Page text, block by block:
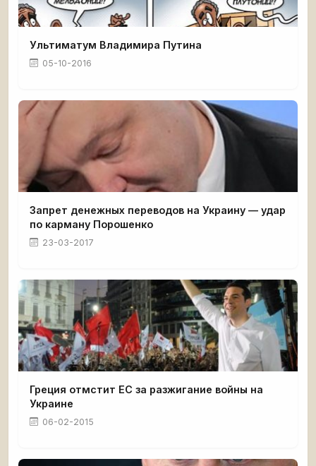
Ультиматум Владимира Путина
05-10-2016
Запрет денежных переводов на Украину — удар
по карману Порошенко
23-03-2017
Греция отмстит ЕС за разжигание войны на
Украине
06-02-2015